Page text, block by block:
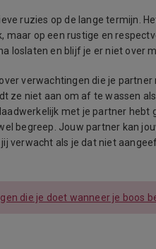
ruzies op de lange termijn.
maar op een rustige en
loslaten en blijf je er niet over
verwachtingen die je
ze niet aan om af te wassen
met je partner hebt
begreep. Jouw partner kan
verwacht als je dat niet
die je doet wanneer je boos